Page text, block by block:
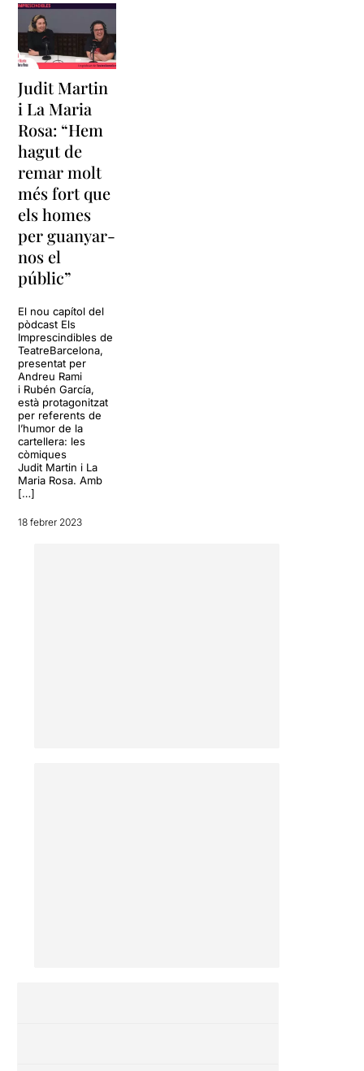
Judit Martin
i La Maria
Rosa: “Hem
hagut de
remar molt
més fort que
els homes
per guanyar-
nos el
públic”
El nou capítol del
pòdcast Els
Imprescindibles de
TeatreBarcelona,
presentat per
Andreu Rami
i Rubén García,
està protagonitzat
per referents de
l’humor de la
cartellera: les
còmiques
Judit Martin i La
Maria Rosa. Amb
[…]
18 febrer 2023